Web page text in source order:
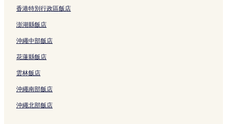
香港特別行政區飯店
澎湖縣飯店
沖繩中部飯店
花蓮縣飯店
雲林飯店
沖繩南部飯店
沖繩北部飯店